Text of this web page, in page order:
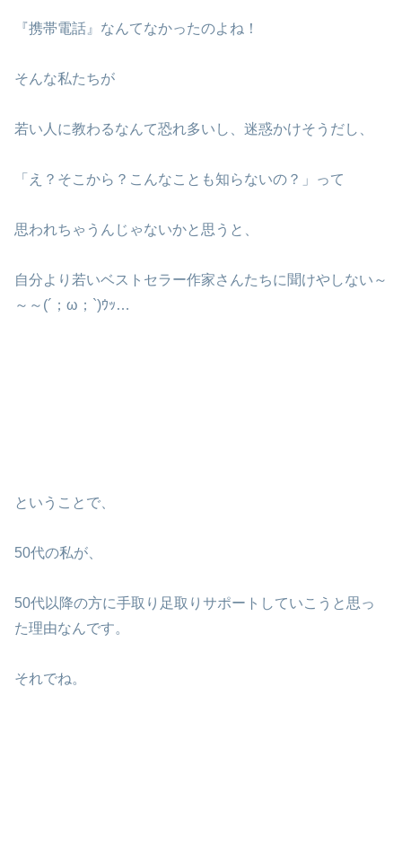
『携帯電話』なんてなかったのよね！
そんな私たちが
若い人に教わるなんて恐れ多いし、迷惑かけそうだし、
「え？そこから？こんなことも知らないの？」って
思われちゃうんじゃないかと思うと、
自分より若いベストセラー作家さんたちに聞けやしない～
～～(´；ω；`)ｳｯ…
ということで、
50代の私が、
50代以降の方に手取り足取りサポートしていこうと思っ
た理由なんです。
それでね。